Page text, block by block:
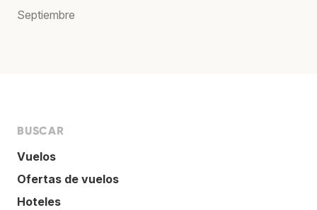
Septiembre
BUSCAR
Vuelos
Ofertas de vuelos
Hoteles